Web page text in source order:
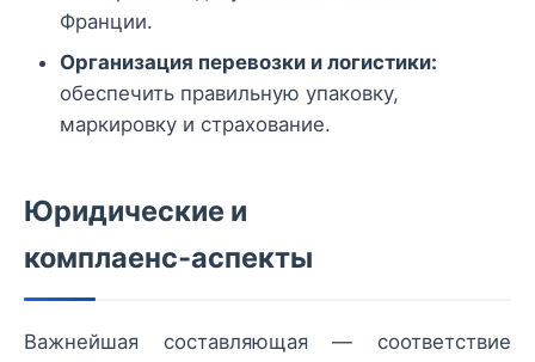
Франции.
Организация перевозки и логистики:
обеспечить правильную упаковку,
маркировку и страхование.
Юридические и
комплаенс‑аспекты
Важнейшая составляющая — соответствие